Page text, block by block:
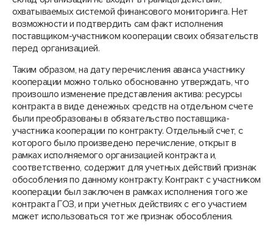
охватываемых системой финансового мониторинга. Нет
возможности и подтвердить сам факт исполнения
поставщиком-участником кооперации своих обязательств
перед организацией.
Таким образом, на дату перечисления аванса участнику
кооперации можно только обоснованно утверждать, что
произошло изменение представления актива: ресурсы
контракта в виде денежных средств на отдельном счете
были преобразованы в обязательство поставщика-
участника кооперации по контракту. Отдельный счет, с
которого было произведено перечисление, открыт в
рамках исполняемого организацией контракта и,
соответственно, содержит для учетных действий признак
обособления по данному контракту. Контракт с участником
кооперации был заключен в рамках исполнения того же
контракта ГОЗ, и при учетных действиях с его участием
может использоваться тот же признак обособления.